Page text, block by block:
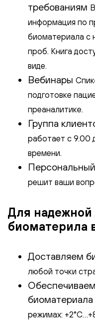
требованиям
информация по
биоматериала с
проб. Книга
виде.
Вебинары
подготовке
преаналитике.
Группа
работает с 9.00
времени.
решит ваши
Для надежной
биоматерила
Доставляем
любой точки
биоматериала
режимах: